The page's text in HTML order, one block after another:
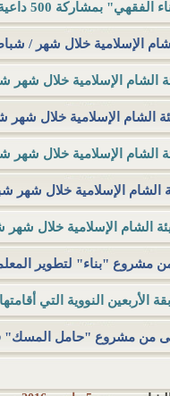
بمشاركة 500 داعية وطالب...
الإسلامية خلال شهر /
الشام الإسلامية خلال
الشام الإسلامية خلال
الشام الإسلامية خلال شهر
الشام الإسلامية خلال شهر
الشام الإسلامية خلال
من مشروع "حامل